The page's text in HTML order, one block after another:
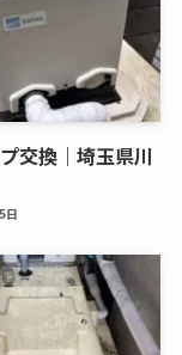
交換｜埼玉県川
日